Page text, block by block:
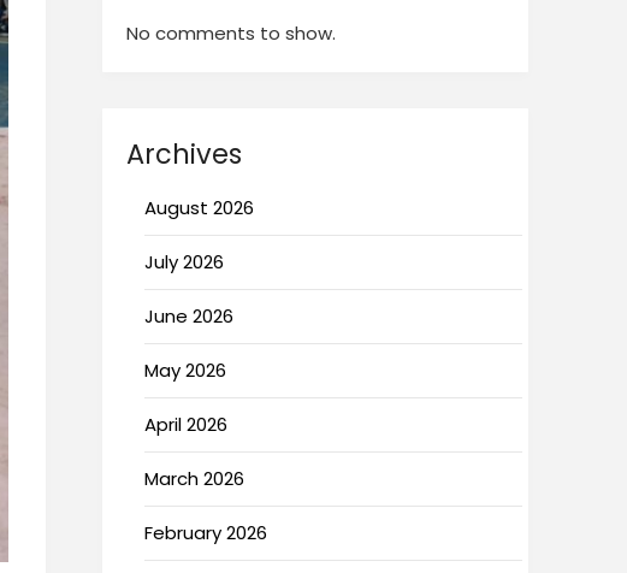
No comments to show.
Archives
August 2026
July 2026
June 2026
May 2026
April 2026
March 2026
February 2026